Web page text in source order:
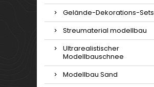
Gelände-Dekorations-Sets
Streumaterial modellbau
Ultrarealistischer
Modellbauschnee
Modellbau Sand